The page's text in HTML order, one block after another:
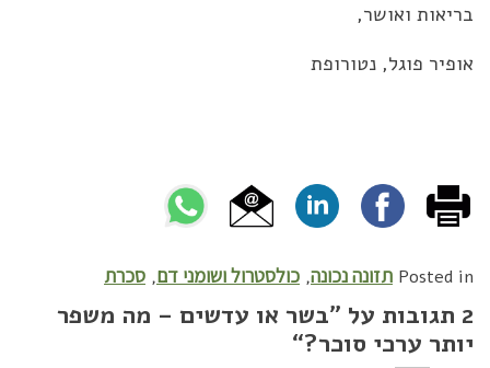
בריאות ואושר,
אופיר פוגל, נטורופת
Posted in תזונה נכונה, כולסטרול ושומני דם, סכרת
2 תגובות על ”
בשר או עדשים – מה משפר
יותר ערכי סוכר?“